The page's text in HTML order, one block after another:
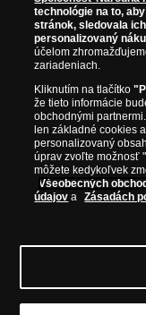
prvotriednej kvalite,
autentickosti.
© Copyright 2026 -
Upraviť nastavenie
technológie na to,
stránok, sledovala
personalizovaný
účelom
zariadeniach.
Kliknutím na tlačítko
že tieto informácie
obchodnými
len základné cookies
personalizovaný
úprav zvoľte možnosť
môžete kedykoľvek
Všeobecných
údajov a Zásadách